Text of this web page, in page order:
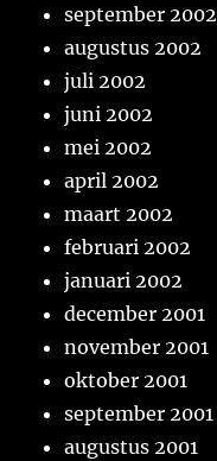
september 2002
augustus 2002
juli 2002
juni 2002
mei 2002
april 2002
maart 2002
februari 2002
januari 2002
december 2001
november 2001
oktober 2001
september 2001
augustus 2001